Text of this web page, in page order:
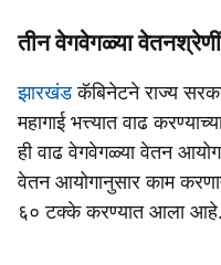
तीन वेगवेगळ्या
झारखंडकॅबिनेटने राज्य
महागाई भत्त्यात वाढ
ही वाढ वेगवेगळ्या वेतन
वेतन आयोगानुसार काम
६० टक्के करण्यात आला आहे.